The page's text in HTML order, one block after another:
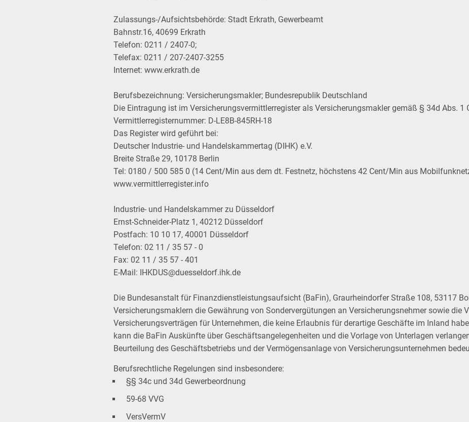
Zulassungs-/Aufsichtsbehörde: Stadt Erkrath, Gewerbeamt
Bahnstr.16, 40699 Erkrath
Telefon: 0211 / 2407-0;
Telefax: 0211 / 207-2407-3255
Internet: www.erkrath.de
Berufsbezeichnung: Versicherungsmakler; Bundesrepublik Deutschland
Die Eintragung ist im Versicherungsvermittlerregister als Versicherungsmakler gemäß § 34d Abs. 1
Vermittlerregisternummer: D-LE8B-845RH-18
Das Register wird geführt bei:
Deutscher Industrie- und Handelskammertag (DIHK) e.V.
Breite Straße 29, 10178 Berlin
Tel: 0180 / 500 585 0 (14 Cent/Min aus dem dt. Festnetz, höchstens 42 Cent/Min aus
www.vermittlerregister.info
Industrie- und Handelskammer zu Düsseldorf
Ernst-Schneider-Platz 1, 40212 Düsseldorf
Postfach: 10 10 17, 40001 Düsseldorf
Telefon: 02 11 / 35 57 - 0
Fax: 02 11 / 35 57 - 401
E-Mail: IHKDUS@duesseldorf.ihk.de
Die Bundesanstalt für Finanzdienstleistungsaufsicht (BaFin), Graurheindorfer Straße 108, 53117
Versicherungsmaklern die Gewährung von Sondervergütungen an Versicherungsnehmer sowie die
Versicherungsverträgen für Unternehmen, die keine Erlaubnis für derartige Geschäfte im Inland
kann die BaFin Auskünfte über Geschäftsangelegenheiten und die Vorlage von Unterlagen
Beurteilung des Geschäftsbetriebs und der Vermögensanlage von Versicherungsunternehmen
Berufsrechtliche Regelungen sind insbesondere:
§§ 34c und 34d Gewerbeordnung
59-68 VVG
VersVermV